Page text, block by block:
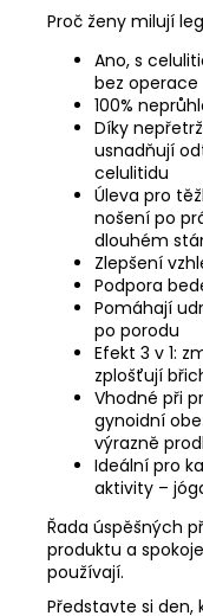
Proč ženy milují
Ano, s
bez operace
100%
Díky
usnadňují
celulitidu
Úleva pro
nošení po
dlouhém
Zlepšení
Podpora
Pomáhají
po porodu
Efekt 3 v 1:
zplošťují
Vhodné při
gynoidní
výrazně
Ideální pro
aktivity –
Řada úspěšných
produktu a
používají.
Představte si